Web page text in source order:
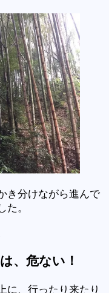
き分けながら進んで
た。
、危ない！
に、行ったり来たり